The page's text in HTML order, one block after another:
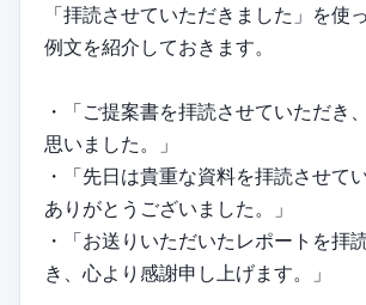
「拝読させていただきました」を使
例文を紹介しておきます。
・「ご提案書を拝読させていただき
思いました。」
・「先日は貴重な資料を拝読させて
ありがとうございました。」
・「お送りいただいたレポートを拝
き、心より感謝申し上げます。」